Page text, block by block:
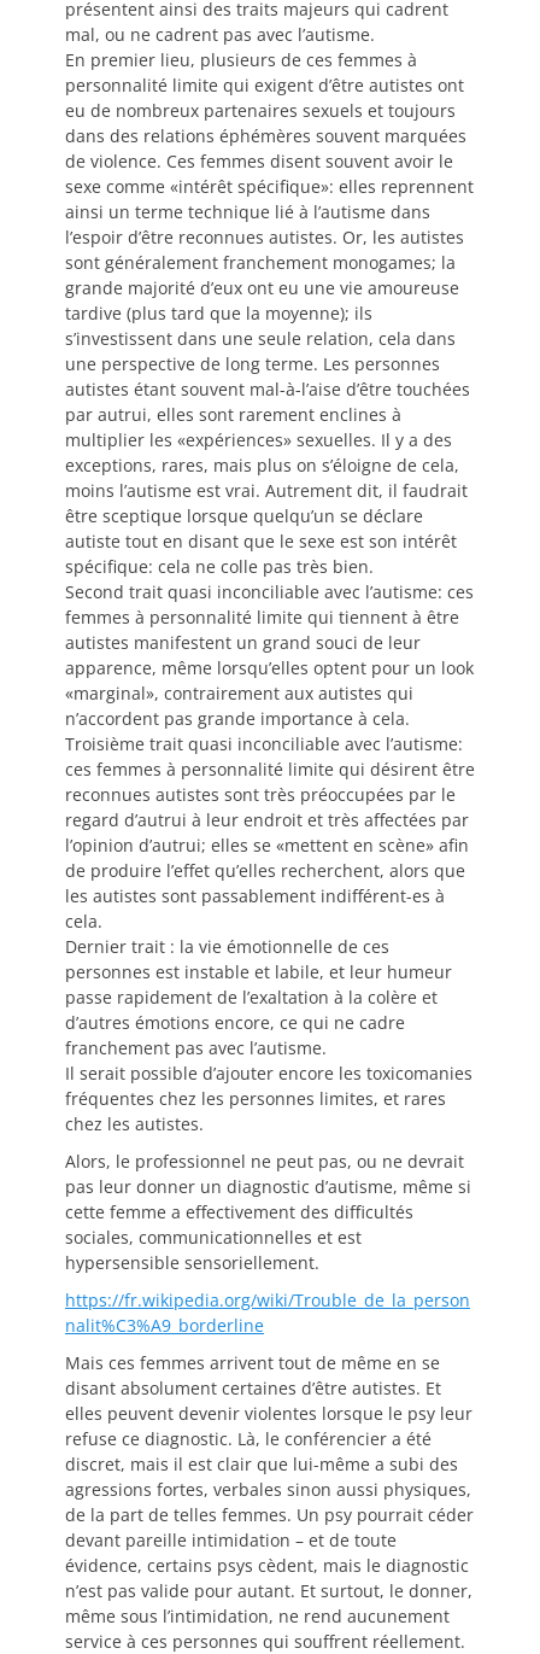
présentent ainsi des traits majeurs qui cadrent
mal, ou ne cadrent pas avec l’autisme.
En premier lieu, plusieurs de ces femmes à
personnalité limite qui exigent d’être autistes ont
eu de nombreux partenaires sexuels et toujours
dans des relations éphémères souvent marquées
de violence. Ces femmes disent souvent avoir le
sexe comme «intérêt spécifique»: elles reprennent
ainsi un terme technique lié à l’autisme dans
l’espoir d’être reconnues autistes. Or, les autistes
sont généralement franchement monogames; la
grande majorité d’eux ont eu une vie amoureuse
tardive (plus tard que la moyenne); ils
s’investissent dans une seule relation, cela dans
une perspective de long terme. Les personnes
autistes étant souvent mal-à-l’aise d’être touchées
par autrui, elles sont rarement enclines à
multiplier les «expériences» sexuelles. Il y a des
exceptions, rares, mais plus on s’éloigne de cela,
moins l’autisme est vrai. Autrement dit, il faudrait
être sceptique lorsque quelqu’un se déclare
autiste tout en disant que le sexe est son intérêt
spécifique: cela ne colle pas très bien.
Second trait quasi inconciliable avec l’autisme: ces
femmes à personnalité limite qui tiennent à être
autistes manifestent un grand souci de leur
apparence, même lorsqu’elles optent pour un look
«marginal», contrairement aux autistes qui
n’accordent pas grande importance à cela.
Troisième trait quasi inconciliable avec l’autisme:
ces femmes à personnalité limite qui désirent être
reconnues autistes sont très préoccupées par le
regard d’autrui à leur endroit et très affectées par
l’opinion d’autrui; elles se «mettent en scène» afin
de produire l’effet qu’elles recherchent, alors que
les autistes sont passablement indifférent-es à
cela.
Dernier trait : la vie émotionnelle de ces
personnes est instable et labile, et leur humeur
passe rapidement de l’exaltation à la colère et
d’autres émotions encore, ce qui ne cadre
franchement pas avec l’autisme.
Il serait possible d’ajouter encore les toxicomanies
fréquentes chez les personnes limites, et rares
chez les autistes.
Alors, le professionnel ne peut pas, ou ne devrait
pas leur donner un diagnostic d’autisme, même si
cette femme a effectivement des difficultés
sociales, communicationnelles et est
hypersensible sensoriellement.
https://fr.wikipedia.org/wiki/Trouble_de_la_person
nalit%C3%A9_borderline
Mais ces femmes arrivent tout de même en se
disant absolument certaines d’être autistes. Et
elles peuvent devenir violentes lorsque le psy leur
refuse ce diagnostic. Là, le conférencier a été
discret, mais il est clair que lui-même a subi des
agressions fortes, verbales sinon aussi physiques,
de la part de telles femmes. Un psy pourrait céder
devant pareille intimidation – et de toute
évidence, certains psys cèdent, mais le diagnostic
n’est pas valide pour autant. Et surtout, le donner,
même sous l’intimidation, ne rend aucunement
service à ces personnes qui souffrent réellement.